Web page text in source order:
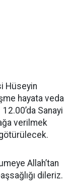
Hüseyin
hayata veda
Sanayi
verilmek
Allah’tan
dileriz.